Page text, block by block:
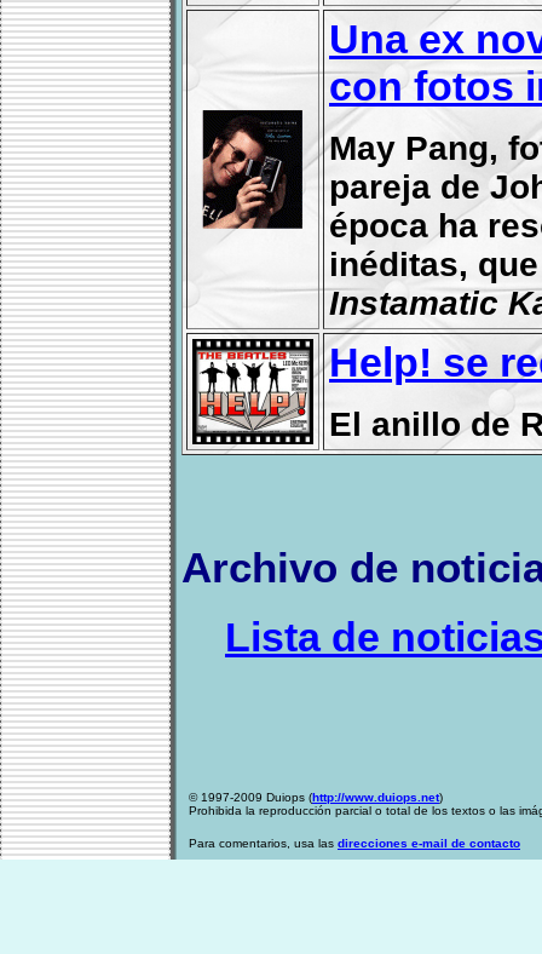
Una ex
con fotos
May Pang,
pareja de
época ha
inéditas,
Instamatic
Help! se
El anillo de
Archivo de
Lista de
© 1997-2009 Duiops (http://www.duiops.net)
Prohibida la reproducción parcial o total de los textos o las
Para comentarios, usa las direcciones e-mail de contacto